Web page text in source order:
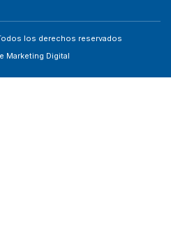
los derechos reservados
Marketing Digital